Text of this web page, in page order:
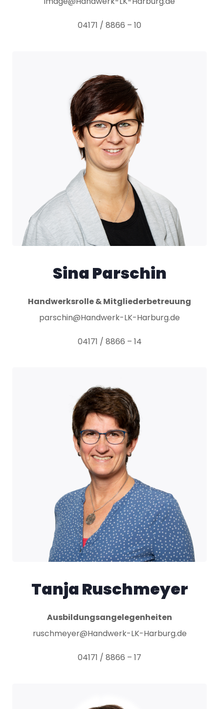
04171 / 8866 – 10
SinaParschin
Handwerksrolle & Mitgliederbetreuung
parschin@Handwerk-LK-Harburg.de
04171 / 8866 – 14
Tanja Ruschmeyer
Ausbildungsangelegenheiten
ruschmeyer@Handwerk-LK-Harburg.de
04171 / 8866 – 17